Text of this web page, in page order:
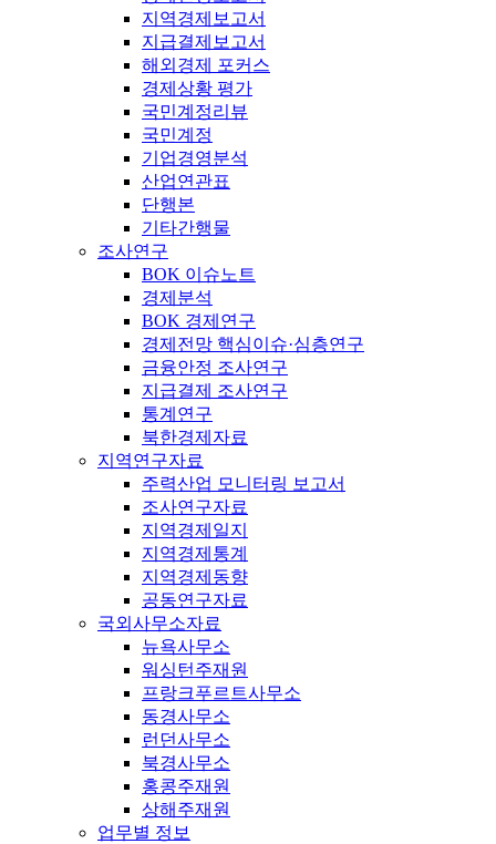
지역경제보고서
지급결제보고서
해외경제 포커스
경제상황 평가
국민계정리뷰
국민계정
기업경영분석
산업연관표
단행본
기타간행물
조사연구
BOK 이슈노트
경제분석
BOK 경제연구
경제전망 핵심이슈·심층연구
금융안정 조사연구
지급결제 조사연구
통계연구
북한경제자료
지역연구자료
주력산업 모니터링 보고서
조사연구자료
지역경제일지
지역경제통계
지역경제동향
공동연구자료
국외사무소자료
뉴욕사무소
워싱턴주재원
프랑크푸르트사무소
동경사무소
런던사무소
북경사무소
홍콩주재원
상해주재원
업무별 정보